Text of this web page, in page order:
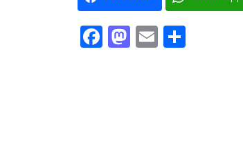
Facebook
Mastodon
Email